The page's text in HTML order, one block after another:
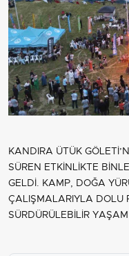
KANDIRA ÜTÜK
SÜREN ETKİNLİKTE
GELDİ. KAMP, DOĞA
ÇALIŞMALARIYLA DOLU
SÜRDÜRÜLEBİLİR